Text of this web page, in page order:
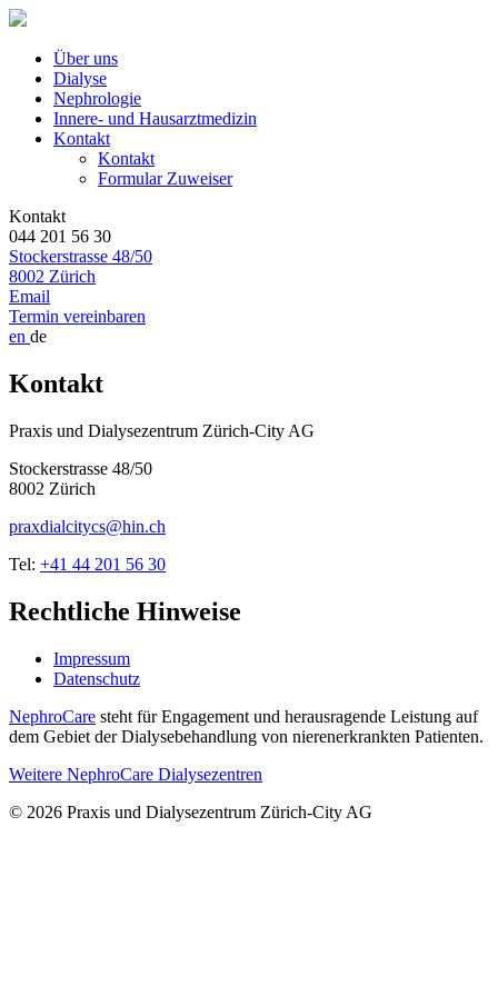
Über uns
Dialyse
Nephrologie
Innere- und Hausarztmedizin
Kontakt
Kontakt
Formular Zuweiser
Kontakt
044 201 56 30
Stockerstrasse 48/50
8002 Zürich
Email
Termin vereinbaren
en de
Kontakt
Praxis und Dialysezentrum Zürich-City AG
Stockerstrasse 48/50
8002 Zürich
praxdialcitycs@hin.ch
Tel: +41 44 201 56 30
Rechtliche Hinweise
Impressum
Datenschutz
NephroCare steht für Engagement und herausragende Leistung auf
dem Gebiet der Dialysebehandlung von nierenerkrankten Patienten.
Weitere NephroCare Dialysezentren
© 2026 Praxis und Dialysezentrum Zürich-City AG